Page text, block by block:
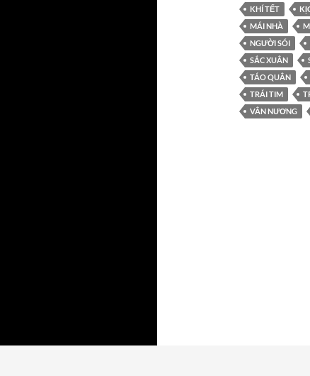
KHÍ TẾT
MÁI NHÀ
NGƯỜI SÓI
SẮC XUÂN
TÁO QUÂN
TRÁI TIM
VÂN NƯƠNG